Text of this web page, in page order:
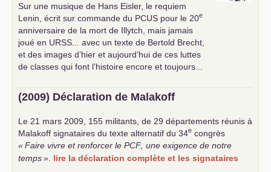
Sur une musique de Hans Eisler, le requiem
Lenin, écrit sur commande du PCUS pour le 20e
anniversaire de la mort de Illytch, mais jamais
joué en URSS ... avec un texte de Bertold Brecht,
et des images d’hier et aujourd’hui de ces luttes
de classes qui font l’histoire encore et toujours...
(2009) Déclaration de Malakoff
Le 21 mars 2009, 155 militants, de 29 départements réunis à
Malakoff signataires du texte alternatif du 34e congrès
«Faire vivre et renforcer le PCF , une exigence de notre
temps» lire la déclaration complète et les signataires